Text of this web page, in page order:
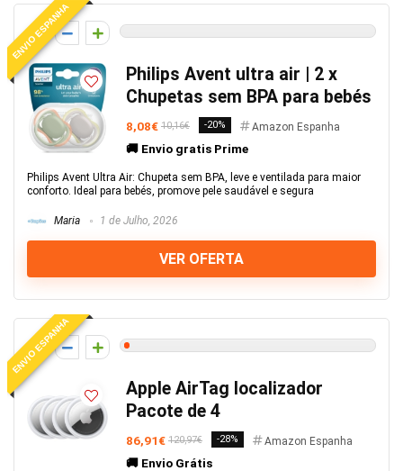
ENVIO ESPANHA
0
Philips Avent ultra air | 2 x
Chupetas sem BPA para bebés
8,08€ 10,16€ -20% Amazon Espanha
🚚 Envio gratis Prime
Philips Avent Ultra Air: Chupeta sem BPA, leve e ventilada para maior
conforto. Ideal para bebés, promove pele saudável e segura
Maria 1 de Julho, 2026
VER OFERTA
ENVIO ESPANHA
1
Apple AirTag localizador
Pacote de 4
86,91€ 120,97€ -28% Amazon Espanha
🚚 Envio Grátis